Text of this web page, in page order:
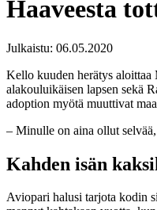
Haaveesta
Julkaistu: 06.05.2020
Kello kuuden herätys aloittaa
alakouluikäisen lapsen sekä
adoption myötä muuttivat
– Minulle on aina ollut
Kahden isän
Aviopari halusi tarjota kodin